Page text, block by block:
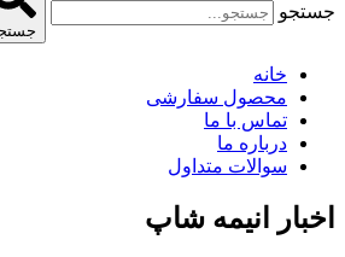
جستجو
خانه
محصول سفارشی
تماس با ما
درباره ما
سوالات متداول
اخبار انیمه شاپ